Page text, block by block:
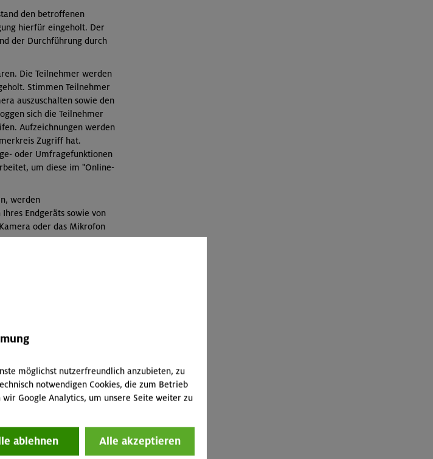
den betroffenen
hierfür eingeholt. Der
der Durchführung durch
Die Teilnehmer werden
Stimmen Teilnehmer
auszuschalten sowie den
sich die Teilnehmer
Aufzeichnungen werden
Zugriff hat.
oder Umfragefunktionen
um diese im "Online-
werden
Endgeräts sowie von
oder das Mikrofon
betreten, müssen Sie
DAV e.V. verarbeitet
im Zusammenhang mit
Begründung, Durchführung
aber elementarer
lit. f) DSGVO
diesen Fällen an der
von "Online-
Vertragsbeziehungen
möglichst nutzerfreundlich anzubieten, zu
notwendigen Cookies, die zum Betrieb
Google Analytics, um unsere Seite weiter zu
ablehnen Alle akzeptieren